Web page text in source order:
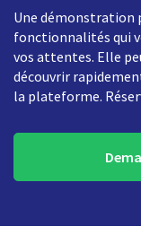
Une démonstration
fonctionnalités qui
vos attentes. Elle
découvrir
la plateforme.